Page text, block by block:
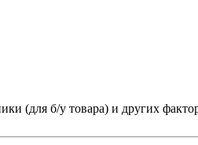
(для б/у товара) и других